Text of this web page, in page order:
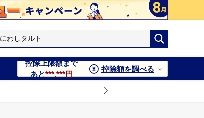
控除上限額まで
あと***,***円
控除額を調べる